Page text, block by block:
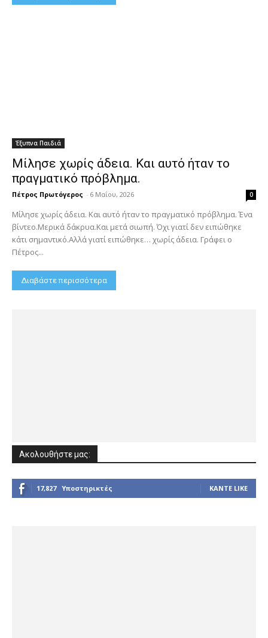
Έξυπνα Παιδιά
Μίλησε χωρίς άδεια. Και αυτό ήταν το
πραγματικό πρόβλημα.
Πέτρος Πρωτόγερος - 6 Μαΐου, 2026 0
Μίλησε χωρίς άδεια. Και αυτό ήταν το πραγματικό πρόβλημα. Ένα
βίντεο.Μερικά δάκρυα.Και μετά σιωπή. Όχι γιατί δεν ειπώθηκε
κάτι σημαντικό.Αλλά γιατί ειπώθηκε… χωρίς άδεια. Γράφει ο
Πέτρος...
Διαβάστε περισσότερα
Ακολουθήστε μας:
17,827 Υποστηρικτές ΚΆΝΤΕ LIKE